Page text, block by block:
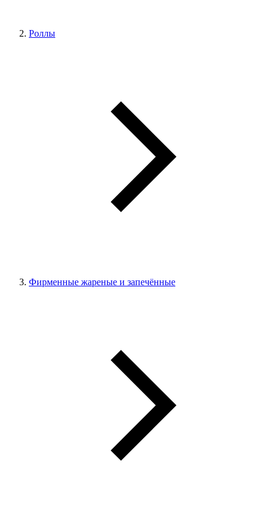
Роллы
Фирменные жареные и запечённые